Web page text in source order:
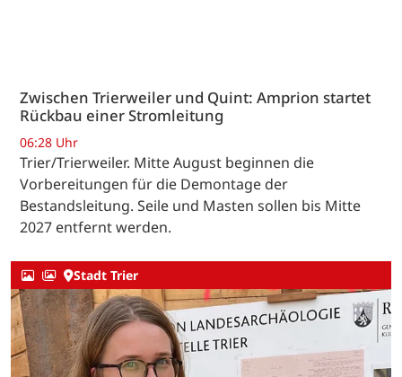
Zwischen Trierweiler und Quint: Amprion startet
Rückbau einer Stromleitung
06:28 Uhr
Trier/Trierweiler. Mitte August beginnen die
Vorbereitungen für die Demontage der
Bestandsleitung. Seile und Masten sollen bis Mitte
2027 entfernt werden.
Stadt Trier